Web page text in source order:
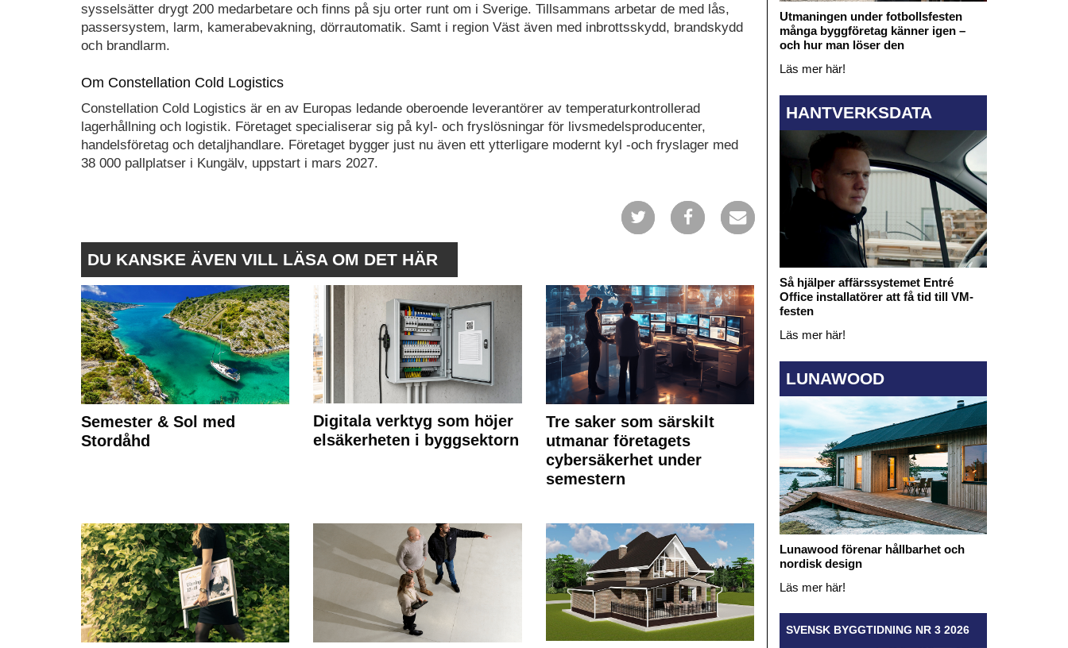
sysselsätter drygt 200 medarbetare och finns på sju orter runt om i Sverige. Tillsammans arbetar de med lås,
passersystem, larm, kamerabevakning, dörrautomatik. Samt i region Väst även med inbrottsskydd, brandskydd
och brandlarm.
Om Constellation Cold Logistics
Constellation Cold Logistics är en av Europas ledande oberoende leverantörer av temperaturkontrollerad
lagerhållning och logistik. Företaget specialiserar sig på kyl- och fryslösningar för livsmedelsproducenter,
handelsföretag och detaljhandlare. Företaget bygger just nu även ett ytterligare modernt kyl -och fryslager med
38 000 pallplatser i Kungälv, uppstart i mars 2027.
DU KANSKE ÄVEN VILL LÄSA OM DET HÄR
Semester & Sol med
Stordåhd
Digitala verktyg som höjer
elsäkerheten i byggsektorn
Tre saker som särskilt
utmanar företagets
cybersäkerhet under
semestern
Utmaningen under fotbollsfesten
många byggföretag känner igen –
och hur man löser den
Läs mer här!
HANTVERKSDATA
Så hjälper affärssystemet Entré
Office installatörer att få tid till VM-
festen
Läs mer här!
LUNAWOOD
Lunawood förenar hållbarhet och
nordisk design
Läs mer här!
SVENSK BYGGTIDNING NR 3 2026